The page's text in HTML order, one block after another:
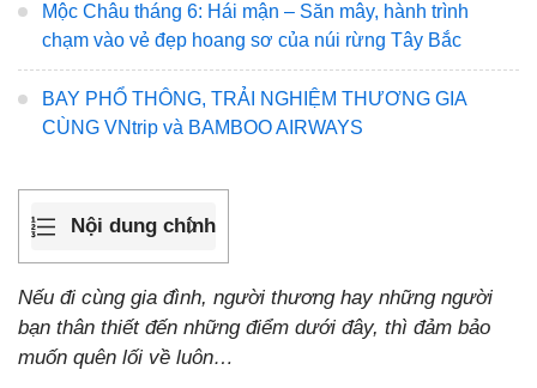
Mộc Châu tháng 6: Hái mận – Săn mây, hành trình
chạm vào vẻ đẹp hoang sơ của núi rừng Tây Bắc
BAY PHỔ THÔNG, TRẢI NGHIỆM THƯƠNG GIA
CÙNG VNtrip và BAMBOO AIRWAYS
Nội dung chính
Nếu đi cùng gia đình, người thương hay những người
bạn thân thiết đến những điểm dưới đây, thì đảm bảo
muốn quên lối về luôn…